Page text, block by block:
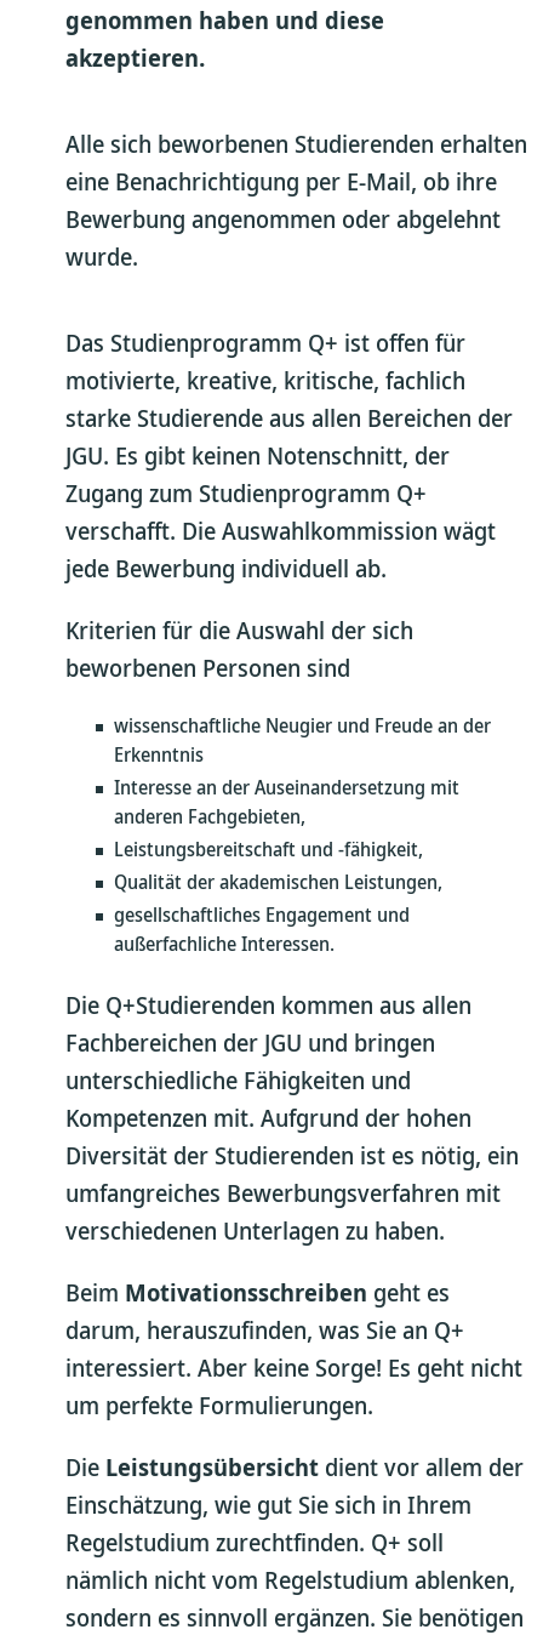
genommen haben und diese
akzeptieren.
Alle sich beworbenen Studierenden erhalten
eine Benachrichtigung per E-Mail, ob ihre
Bewerbung angenommen oder abgelehnt
wurde.
Das Studienprogramm Q+ ist offen für
motivierte, kreative, kritische, fachlich
starke Studierende aus allen Bereichen der
JGU. Es gibt keinen Notenschnitt, der
Zugang zum Studienprogramm Q+
verschafft. Die Auswahlkommission wägt
jede Bewerbung individuell ab.
Kriterien für die Auswahl der sich
beworbenen Personen sind
wissenschaftliche Neugier und Freude an der
Erkenntnis
Interesse an der Auseinandersetzung mit
anderen Fachgebieten,
Leistungsbereitschaft und -fähigkeit,
Qualität der akademischen Leistungen,
gesellschaftliches Engagement und
außerfachliche Interessen.
Die Q+Studierenden kommen aus allen
Fachbereichen der JGU und bringen
unterschiedliche Fähigkeiten und
Kompetenzen mit. Aufgrund der hohen
Diversität der Studierenden ist es nötig, ein
umfangreiches Bewerbungsverfahren mit
verschiedenen Unterlagen zu haben.
Beim Motivationsschreiben geht es
darum, herauszufinden, was Sie an Q+
interessiert. Aber keine Sorge! Es geht nicht
um perfekte Formulierungen.
Die Leistungsübersicht dient vor allem der
Einschätzung, wie gut Sie sich in Ihrem
Regelstudium zurechtfinden. Q+ soll
nämlich nicht vom Regelstudium ablenken,
sondern es sinnvoll ergänzen. Sie benötigen